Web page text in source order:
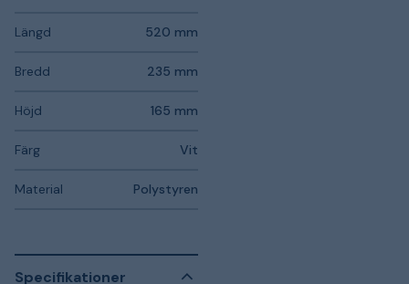
Längd 520 mm
Bredd 235 mm
Höjd 165 mm
Färg Vit
Material Polystyren
Specifikationer